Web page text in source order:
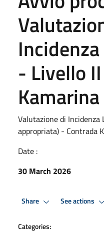
- Livello
Kamarina
Valutazione di
appropriata) - Contrada
Date :
30 March 2026
Share See actions
Categories: